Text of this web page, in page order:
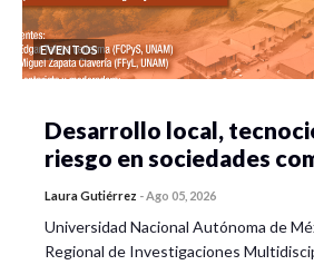
EVENTOS
Desarrollo local,
riesgo en sociedades
Laura Gutiérrez -Ago 05, 2026
Universidad Nacional Autónoma de
Regional de Investigaciones